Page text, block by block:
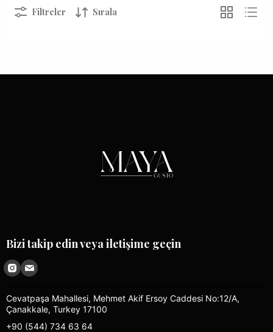
Filtreler Sırala
Bizi takip edin veya iletişime geçin
Cevatpaşa Mahallesi, Mehmet Akif Ersoy Caddesi No:12/A,
Çanakkale, Turkey 17100
+90 (544) 734 63 64